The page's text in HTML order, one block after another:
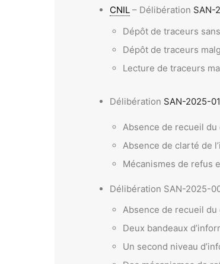
CNIL– Délibération SAN-
Dépôt de traceurs
Dépôt de traceurs
Lecture de traceurs
Délibération SAN-2025-
Absence de recueil
Absence de clarté de
Mécanismes de refus
Délibération SAN-2025-
Absence de recueil
Deux bandeaux
Un second niveau